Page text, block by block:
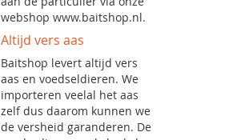
webshop www.baitshop.nl.
Altijd vers aas
Baitshop levert altijd vers
aas en voedseldieren. We
importeren veelal het aas
zelf dus daarom kunnen we
de versheid garanderen. De